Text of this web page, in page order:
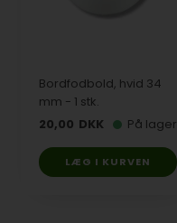
Bordfodbold, hvid 34
mm - 1 stk.
20,00 DKK På lager
LÆG I KURVEN